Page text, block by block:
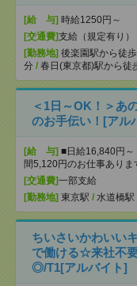
[給 与] 時給1250円～
[交通費]支給（規定有り）
[勤務地] 後楽園駅から徒
分 / 春日(東京都)駅から徒
＜1日～OK！＞あ
のお手伝い！[アル
[給 与] ■日給16,840円
間5,120円のお仕事ありま
[交通費]一部支給
[勤務地] 東京駅 / 水道橋駅
ちいさいかわいい
で働ける☆来社不
◎/T1[アルバイト]